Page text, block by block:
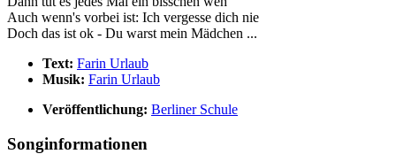
Auch wenn's vorbei ist: Ich vergesse dich nie
Doch das ist ok - Du warst mein Mädchen ...
Text: Farin Urlaub
Musik: Farin Urlaub
Veröffentlichung: Berliner Schule
Songinformationen